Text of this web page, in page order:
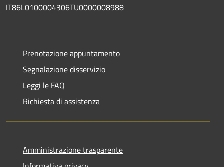
IT86L0100004306TU0000008988
Prenotazione appuntamento
Segnalazione disservizio
Leggi le FAQ
Richiesta di assistenza
Amministrazione trasparente